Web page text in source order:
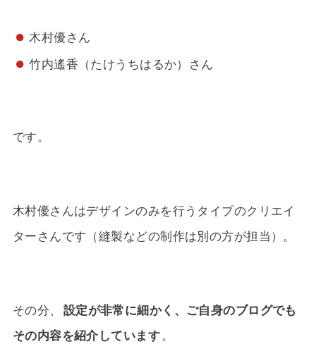
木村優さん
竹内遙香（たけうちはるか）さん
です。
木村優さんはデザインのみを行うタイプのクリエイ
ターさんです（縫製などの制作は別の方が担当）。
その分、
設定が非常に細かく、ご自身のブログでも
その内容を紹介しています。